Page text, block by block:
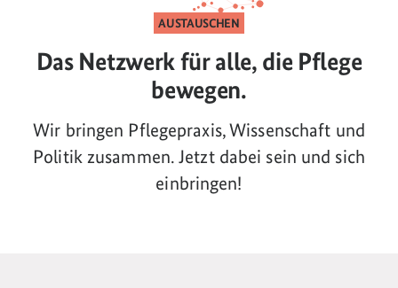
AUSTAUSCHEN
Das Netzwerk für alle, die Pflege
bewegen.
Wir bringen Pflegepraxis, Wissenschaft und
Politik zusammen. Jetzt dabei sein und sich
einbringen!